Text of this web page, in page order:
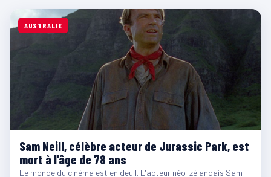
AUSTRALIE
Sam Neill, célèbre acteur de Jurassic Park, est
mort à l’âge de 78 ans
Le monde du cinéma est en deuil. L'acteur néo-zélandais Sam